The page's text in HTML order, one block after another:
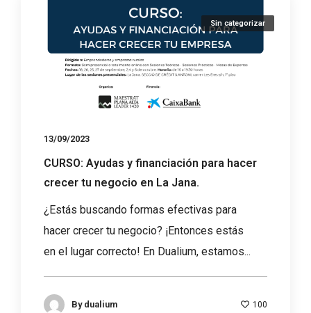
Sin categorizar
13/09/2023
CURSO: Ayudas y financiación para hacer
crecer tu negocio en La Jana.
¿Estás buscando formas efectivas para
hacer crecer tu negocio? ¡Entonces estás
en el lugar correcto! En Dualium, estamos...
By dualium 100